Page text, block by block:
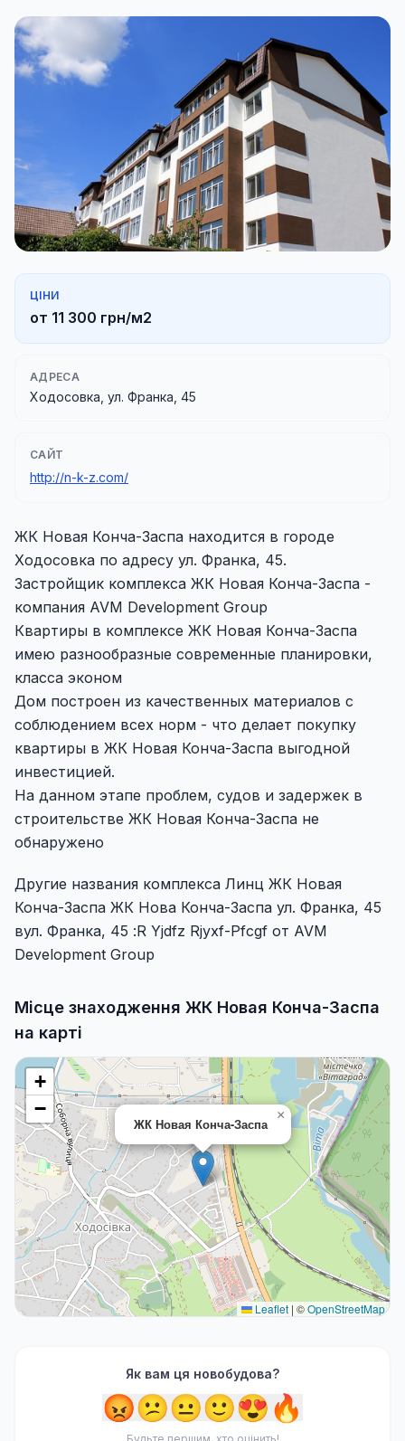
ЦІНИ
от 11 300 грн/м2
АДРЕСА
Ходосовка, ул. Франка, 45
САЙТ
http://n-k-z.com/
ЖК Новая Конча-Заспа находится в городе
Ходосовка по адресу ул. Франка, 45.
Застройщик комплекса ЖК Новая Конча-Заспа -
компания AVM Development Group
Квартиры в комплексе ЖК Новая Конча-Заспа
имею разнообразные современные планировки,
класса эконом
Дом построен из качественных материалов с
соблюдением всех норм - что делает покупку
квартиры в ЖК Новая Конча-Заспа выгодной
инвестицией.
На данном этапе проблем, судов и задержек в
строительстве ЖК Новая Конча-Заспа не
обнаружено
Другие названия комплекса Линц ЖК Новая
Конча-Заспа ЖК Нова Конча-Заспа ул. Франка, 45
вул. Франка, 45 :R Yjdfz Rjyxf-Pfcgf от AVM
Development Group
Місце знаходження ЖК Новая Конча-Заспа
на карті
ЖК Новая Конча-Заспа
×
+
−
Leaflet | ©OpenStreetMap
Як вам ця новобудова?
😡😕😐🙂😍🔥